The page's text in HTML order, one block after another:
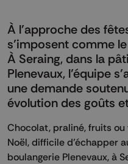
À l’approche des
s’imposent comme
À Seraing, dans la
Plenevaux, l’équipe
une demande
évolution des goûts
Chocolat, praliné, fruits
Noël, difficile d’échapper
boulangerie Plenevaux, à